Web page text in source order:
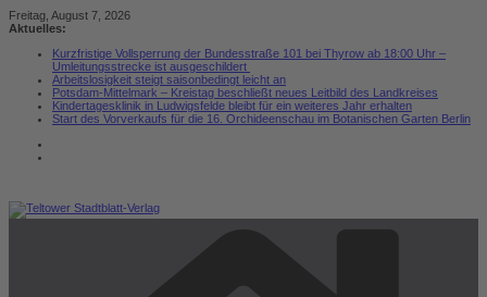
Zum
Inhalt
Freitag, August 7, 2026
Aktuelles:
Kurzfristige Vollsperrung der Bundesstraße 101 bei Thyrow ab 18:00 Uhr –
Umleitungsstrecke ist ausgeschildert
Arbeitslosigkeit steigt saisonbedingt leicht an
Potsdam-Mittelmark – Kreistag beschließt neues Leitbild des Landkreises
Kindertagesklinik in Ludwigsfelde bleibt für ein weiteres Jahr erhalten
Start des Vorverkaufs für die 16. Orchideenschau im Botanischen Garten Berlin